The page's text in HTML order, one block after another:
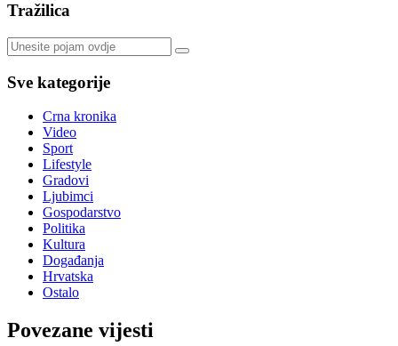
Tražilica
Sve kategorije
Crna kronika
Video
Sport
Lifestyle
Gradovi
Ljubimci
Gospodarstvo
Politika
Kultura
Događanja
Hrvatska
Ostalo
Povezane vijesti